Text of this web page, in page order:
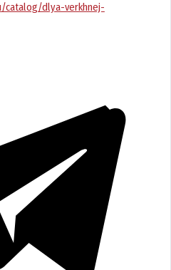
catalog/dlya-verkhnej-